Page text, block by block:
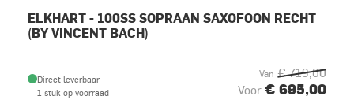
ELKHART - 100SS SOPRAAN SAXOFOON RECHT
(BY VINCENT BACH)
Direct leverbaar
1 stuk op voorraad
Van € 719,00
Voor € 695,00